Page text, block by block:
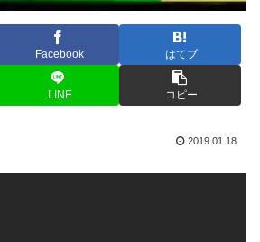
Facebook はてブ
LINE コピー
2019.01.18